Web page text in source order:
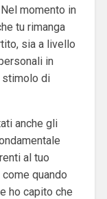
momento in
tu rimanga
sia a livello
in
stimolo di
anche gli
al tuo
quando
ho capito che